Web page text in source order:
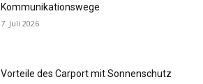
Kommunikationswege
7. Juli 2026
Vorteile des Carport mit Sonnenschutz